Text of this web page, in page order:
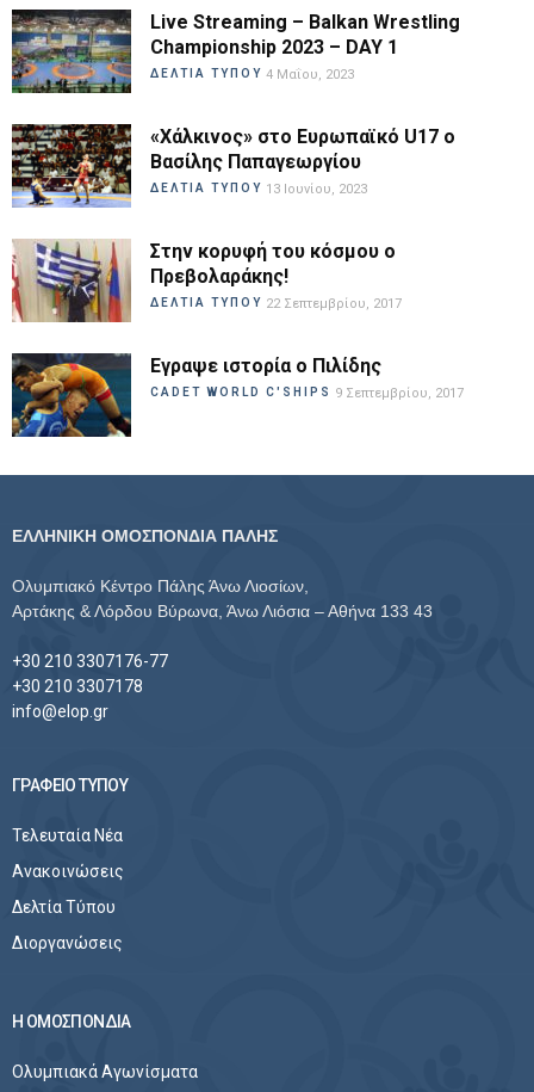
Live Streaming – Balkan Wrestling
Championship 2023 – DAY 1
ΔΕΛΤΙΑ ΤΥΠΟΥ 4 Μαΐου, 2023
«Χάλκινος» στο Ευρωπαϊκό U17 ο
Βασίλης Παπαγεωργίου
ΔΕΛΤΙΑ ΤΥΠΟΥ 13 Ιουνίου, 2023
Στην κορυφή του κόσμου ο
Πρεβολαράκης!
ΔΕΛΤΙΑ ΤΥΠΟΥ 22 Σεπτεμβρίου, 2017
Εγραψε ιστορία ο Πιλίδης
CADET WORLD C'SHIPS 9 Σεπτεμβρίου, 2017
ΕΛΛΗΝΙΚΗ ΟΜΟΣΠΟΝΔΙΑ ΠΑΛΗΣ
Ολυμπιακό Κέντρο Πάλης Άνω Λιοσίων,
Αρτάκης & Λόρδου Βύρωνα, Άνω Λιόσια – Αθήνα 133 43
+30 210 3307176-77
+30 210 3307178
info@elop.gr
ΓΡΑΦΕΙΟ ΤΥΠΟΥ
Τελευταία Νέα
Ανακοινώσεις
Δελτία Τύπου
Διοργανώσεις
Η ΟΜΟΣΠΟΝΔΙΑ
Ολυμπιακά Αγωνίσματα